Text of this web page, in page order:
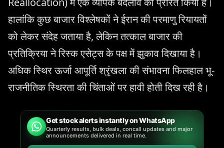
हालांकि कुछ बाजार विश्लेषकों ने ईरान की परमाणु रियायतों
को लेकर संदेह जताया है, लेकिन तत्काल बाजार की
प्रतिक्रिया ने रिस्क एसेट्स के पक्ष में झुकाव दिखाया है।
अधिक स्थिर ऊर्जा आपूर्ति श्रृंखला की संभावना फिलहाल भू-
राजनीतिक स्थिरता की चिंताओं पर हावी होती दिख रही है।
Get stock alerts instantly on WhatsApp
Quarterly results, bulk deals, concall updates and major
announcements delivered in real time.